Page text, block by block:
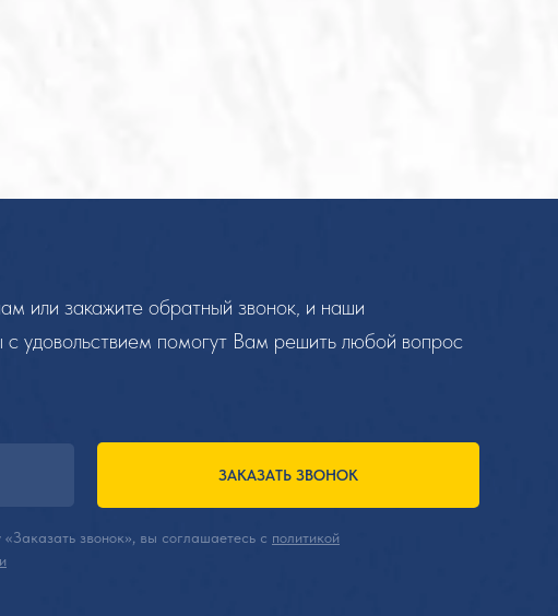
или закажите обратный звонок, и наши
с удовольствием помогут Вам решить любой вопрос
ЗАКАЗАТЬ ЗВОНОК
звонок», вы соглашаетесь с политикой